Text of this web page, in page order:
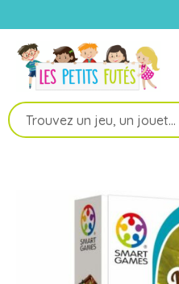
Recherche
de
produits